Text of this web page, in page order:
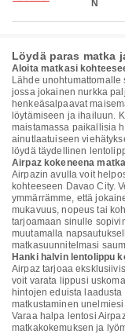
N
Löydä paras matka
Aloita matkasi
Lähde
jossa jokainen nurkka
henkeäsalpaavat
löytämiseen ja ihailuun.
maistamassa paikallisia
ainutlaatuiseen
löydä täydellinen
Airpaz kokeneena
Airpazin avulla voit
kohteeseen Davao City.
ymmärrämme, että
mukavuus, nopeus tai
tarjoamaan sinulle
muutamalla
matkasuunnitelmasi
Hanki halvin lentolippu
Airpaz tarjoaa
voit varata lippusi
hintojen eduista
matkustaminen
Varaa halpa lentosi
matkakokemuksen ja